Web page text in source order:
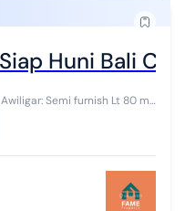
Huni Bali
Semi furnish Lt 80 m²